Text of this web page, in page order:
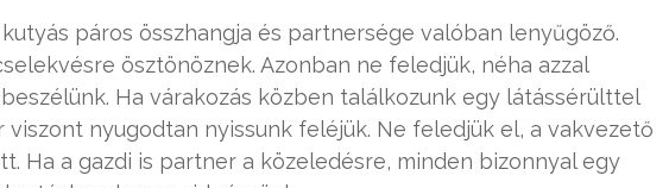
páros összhangja és partnersége valóban lenyűgöző.
ösztönöznek. Azonban ne feledjük, néha azzal
Ha várakozás közben találkozunk egy látássérülttel
viszont nyugodtan nyissunk feléjük. Ne feledjük el, a vakvezető
Ha a gazdi is partner a közeledésre, minden bizonnyal egy